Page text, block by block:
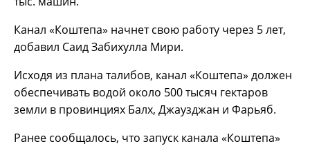
Канал «Коштепа» начнет свою работу через 5 лет,
добавил Саид Забихулла Мири.
Исходя из плана талибов, канал «Коштепа» должен
обеспечивать водой около 500 тысяч гектаров
земли в провинциях Балх, Джаузджан и Фарьяб.
Ранее сообщалось, что запуск канала «Коштепа»